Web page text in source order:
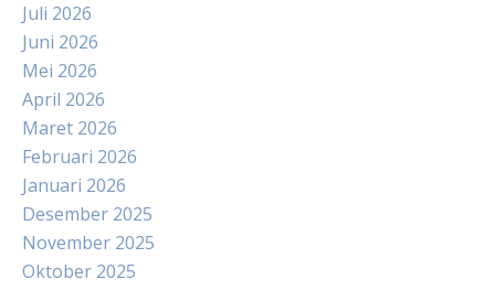
Juli 2026
Juni 2026
Mei 2026
April 2026
Maret 2026
Februari 2026
Januari 2026
Desember 2025
November 2025
Oktober 2025